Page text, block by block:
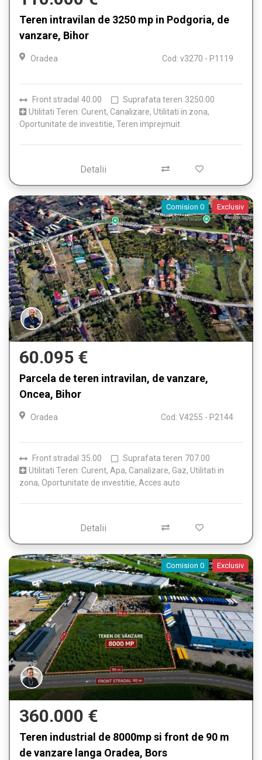
Teren intravilan de 3250 mp in Podgoria, de
vanzare, Bihor
Oradea Cod: v3270 - P1119
Front stradal 40.00 Suprafata teren 3250.00
Utilitati Teren: Curent, Canalizare, Utilitati in zona,
Oportunitate de investitie, Teren imprejmuit
Detalii
Comision 0 Exclusiv
60.095 €
Parcela de teren intravilan, de vanzare,
Oncea, Bihor
Oradea Cod: V4255 - P2144
Front stradal 35.00 Suprafata teren 707.00
Utilitati Teren: Curent, Apa, Canalizare, Gaz, Utilitati in
zona, Oportunitate de investitie, Acces auto
Detalii
Comision 0 Exclusiv
360.000 €
Teren industrial de 8000mp si front de 90 m
de vanzare langa Oradea, Bors